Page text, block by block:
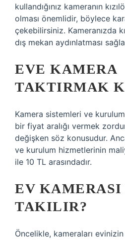
kullandığınız kameranın
olması önemlidir, böylece
çekebilirsiniz. Kameranızda
dış mekan aydınlatması
EVE KAMERA
TAKTIRMAK
Kamera sistemleri ve
bir fiyat aralığı vermek
değişken söz konusudur.
ve kurulum hizmetlerinin
ile 10 TL arasındadır.
EV KAMERASI
TAKILIR?
Öncelikle, kameraları